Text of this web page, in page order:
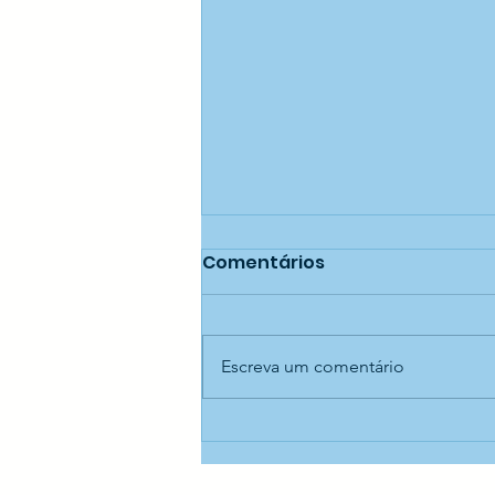
Oficina de confecção de
cestaria — CECI Jaraguá
Comentários
Escreva um comentário